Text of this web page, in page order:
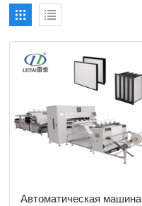
Автоматическая машина